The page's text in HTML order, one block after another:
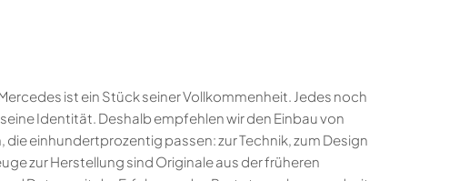
ist ein Stück seiner Vollkommenheit. Jedes noch
Identität. Deshalb empfehlen wir den Einbau von
einhundertprozentig passen: zur Technik, zum Design
zur Herstellung sind Originale aus der früheren